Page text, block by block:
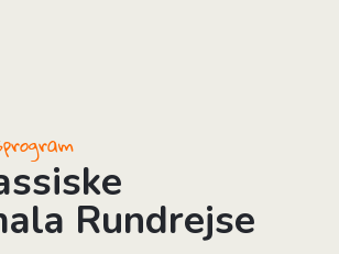
Rundrejse